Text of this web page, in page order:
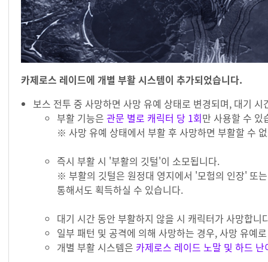
카제로스 레이드에 개별 부활 시스템이 추가되었습니다.
보스 전투 중 사망하면 사망 유예 상태로 변경되며, 대기
부활 기능은 관문 별로 캐릭터 당 1회만 사용할 수 있
※ 사망 유예 상태에서 부활 후 사망하면 부활할 수
즉시 부활 시 '부활의 깃털'이 소모됩니다.
※ 부활의 깃털은 원정대 영지에서 '모험의 인장' 또
통해서도 획득하실 수 있습니다.
대기 시간 동안 부활하지 않을 시 캐릭터가 사망합니
일부 패턴 및 공격에 의해 사망하는 경우, 사망 유예
개별 부활 시스템은 카제로스 레이드 노말 및 하드 난